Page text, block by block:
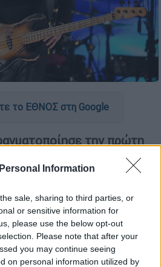
Information
sale, sharing to third parties, or
or sensitive information for
please use the below opt-out
Please note that after your
you may continue seeing
on personal information utilized by
το ΕΘΝΟΣ στη Google
την πρώτη
του μετά την ακύρωση
συναυλιώνγια λόγους
μαζί με τη σύζυγό
στη φιλανθρωπική
Taya Foundation’s